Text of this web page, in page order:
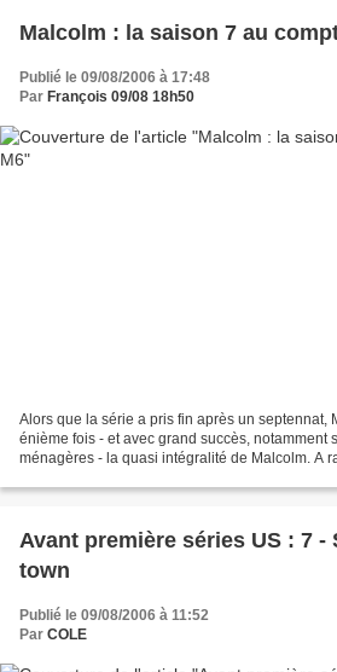
Malcolm : la saison 7 au
Publié le 09/08/2006 à 17:48
Par François 09/08 18h50
Alors que la série a pris fin après un septennat,
énième fois - et avec grand succès, notamment
ménagères - la quasi intégralité de Malcolm. A
Avant première séries US : 7 -
town
Publié le 09/08/2006 à 11:52
Par COLE